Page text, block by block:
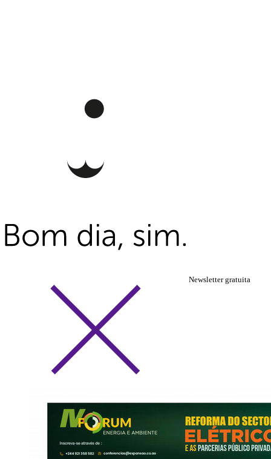
Newsletter gratuita